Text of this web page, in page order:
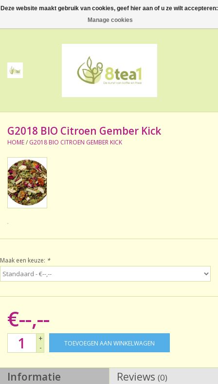
0 Artikelen - €--,--
Thee
Accessoires
NIEUW! Verpakte thee
BeppeDeli en 8tea1
Contact
Sale!
Laatste kans!
G2018 BIO Citroen Gember Kick
HOME/ G2018 BIO CITROEN GEMBER KICK
Maak een keuze: *
€--,--
+
-
TOEVOEGEN AAN WINKELWAGEN
Informatie Reviews (0)
Deze website maakt gebruik van cookies, geef hier aan of u ze wilt accepteren:
Manage cookies